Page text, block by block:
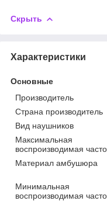
Скрыть
Характеристики
Основные
Производитель
Страна производитель
Вид наушников
Максимальная
воспроизводимая
Материал амбушюра
Минимальная
воспроизводимая